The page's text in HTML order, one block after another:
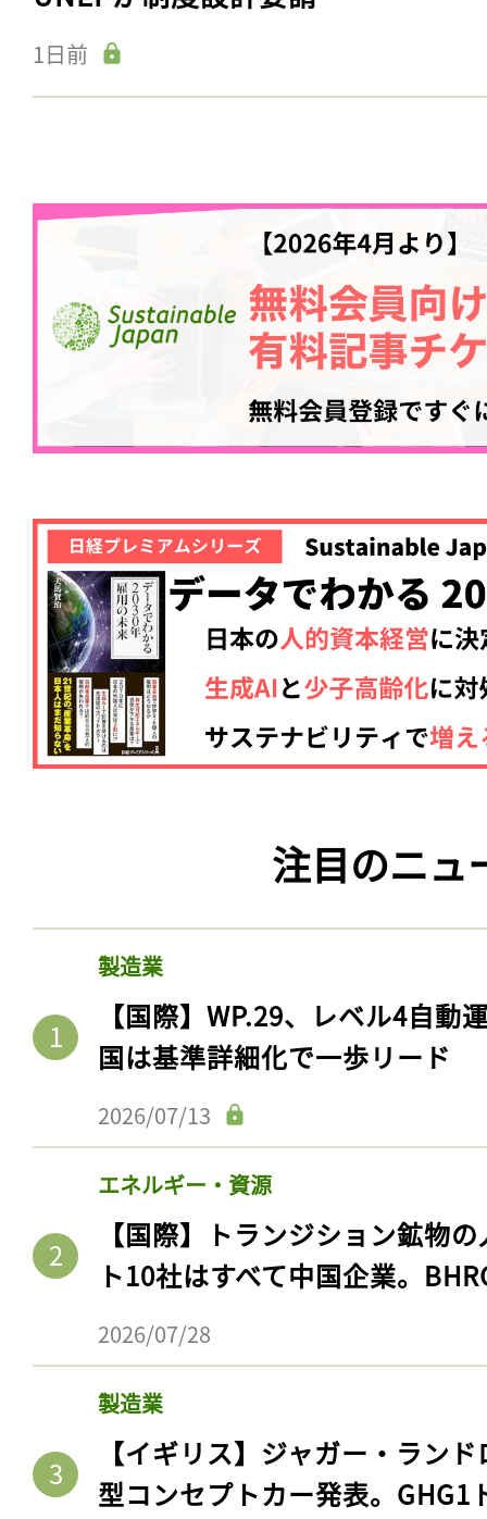
1日前
注目のニュ
製造業
【国際】WP.29、レベル4自動
国は基準詳細化で一歩リード
2026/07/13
エネルギー・資源
【国際】トランジション鉱物
ト10社はすべて中国企業。
2026/07/28
製造業
【イギリス】ジャガー・ラン
型コンセプトカー発表。GHG1